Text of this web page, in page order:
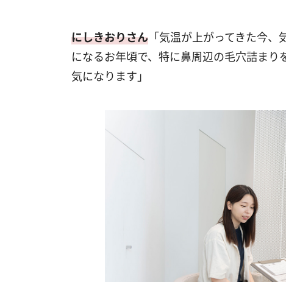
にしきおりさん 「気温が上がってきた今
になるお年頃で、特に鼻周辺の毛穴詰ま
気になります」